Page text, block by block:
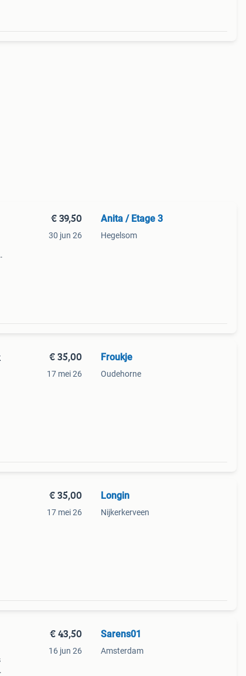
€ 39,50
30 jun 26
Anita / Etage 3
Hegelsom
€ 35,00
17 mei 26
Froukje
Oudehorne
€ 35,00
17 mei 26
Longin
Nijkerkerveen
€ 43,50
16 jun 26
Sarens01
Amsterdam